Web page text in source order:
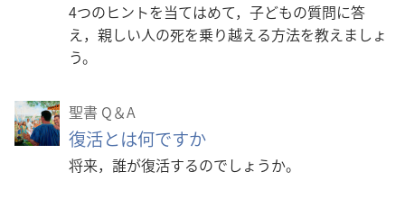
4つのヒントを当てはめて，子どもの質問に答
え，親しい人の死を乗り越える方法を教えましょ
う。
聖書 Q＆A
復活とは何ですか
将来，誰が復活するのでしょうか。